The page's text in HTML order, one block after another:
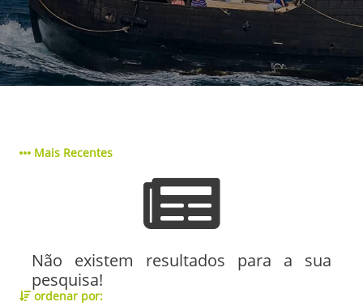
Mais Recentes
Não existem resultados para a sua
pesquisa!
ordenar por: